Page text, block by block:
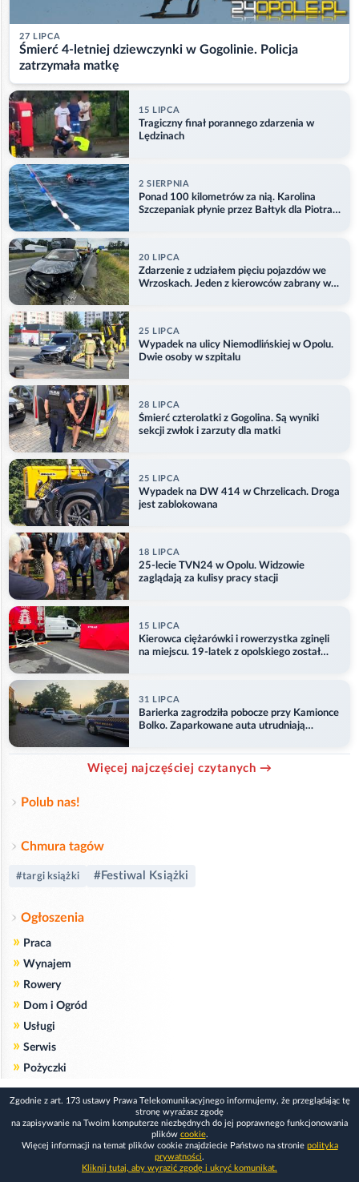
27 LIPCA
Śmierć 4-letniej dziewczynki w Gogolinie. Policja
zatrzymała matkę
15 LIPCA
Tragiczny finał porannego zdarzenia w
Lędzinach
2 SIERPNIA
Ponad 100 kilometrów za nią. Karolina
Szczepaniak płynie przez Bałtyk dla Piotra.
20 LIPCA
Zdarzenie z udziałem pięciu pojazdów we
Wrzoskach. Jeden z kierowców zabrany w
25 LIPCA
Wypadek na ulicy Niemodlińskiej w Opolu.
Dwie osoby w szpitalu
28 LIPCA
Śmierć czterolatki z Gogolina. Są wyniki
sekcji zwłok i zarzuty dla matki
25 LIPCA
Wypadek na DW 414 w Chrzelicach. Droga
jest zablokowana
18 LIPCA
25-lecie TVN24 w Opolu. Widzowie
zaglądają za kulisy pracy stacji
15 LIPCA
Kierowca ciężarówki i rowerzystka zginęli
na miejscu. 19-latek z opolskiego został
31 LIPCA
Barierka zagrodziła pobocze przy Kamionce
Bolko. Zaparkowane auta utrudniają
Więcej najczęściej czytanych →
Polub nas!
Chmura tagów
#targi książki #Festiwal Książki
Ogłoszenia
» Praca
» Wynajem
» Rowery
» Dom i Ogród
» Usługi
» Serwis
» Pożyczki
Zgodnie z art. 173 ustawy Prawa Telekomunikacyjnego informujemy, że przeglądając tę
stronę wyrażasz zgodę
na zapisywanie na Twoim komputerze niezbędnych do jej poprawnego funkcjonowania
plików cookie.
Więcej informacji na temat plików cookie znajdziecie Państwo na stronie polityka
prywatności.
Kliknij tutaj, aby wyrazić zgodę i ukryć komunikat.